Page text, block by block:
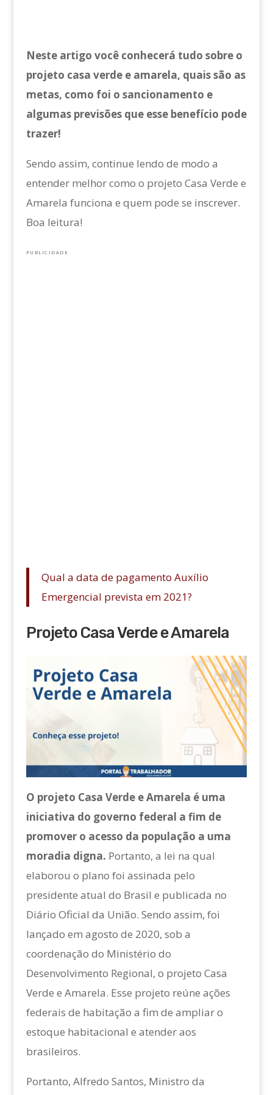
Neste artigo você conhecerá tudo sobre o
projeto casa verde e amarela, quais são as
metas, como foi o sancionamento e
algumas previsões que esse benefício pode
trazer!
Sendo assim, continue lendo de modo a
entender melhor como o projeto Casa Verde e
Amarela funciona e quem pode se inscrever.
Boa leitura!
PUBLICIDADE
Qual a data de pagamento Auxílio
Emergencial prevista em 2021?
Projeto Casa Verde e Amarela
O projeto Casa Verde e Amarela é uma
iniciativa do governo federal a fim de
promover o acesso da população a uma
moradia digna. Portanto, a lei na qual
elaborou o plano foi assinada pelo
presidente atual do Brasil e publicada no
Diário Oficial da União. Sendo assim, foi
lançado em agosto de 2020, sob a
coordenação do Ministério do
Desenvolvimento Regional, o projeto Casa
Verde e Amarela. Esse projeto reúne ações
federais de habitação a fim de ampliar o
estoque habitacional e atender aos
brasileiros.
Portanto, Alfredo Santos, Ministro da